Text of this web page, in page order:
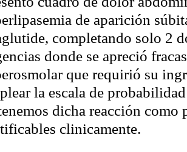
de aparición
completando solo 2
donde se apreció
que requirió su
la escala de
dicha reacción como
clinicamente.